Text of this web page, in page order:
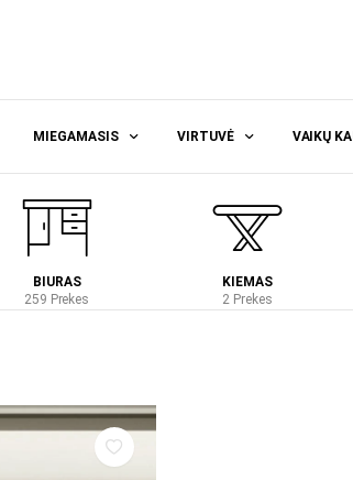
MIEGAMASIS VIRTUVĖ VAIKŲ
BIURAS
259 Prekes
KIEMAS
2 Prekes